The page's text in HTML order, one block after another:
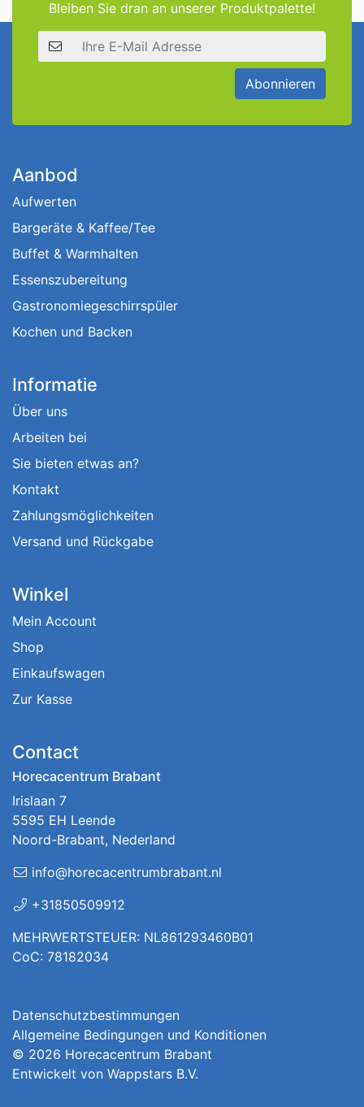
Bleiben Sie dran an unserer Produktpalette!
E-Mail Adresse
Abonnieren
Aanbod
Aufwerten
Bargeräte & Kaffee/Tee
Buffet & Warmhalten
Essenszubereitung
Gastronomiegeschirrspüler
Kochen und Backen
Informatie
Über uns
Arbeiten bei
Sie bieten etwas an?
Kontakt
Zahlungsmöglichkeiten
Versand und Rückgabe
Winkel
Mein Account
Shop
Einkaufswagen
Zur Kasse
Contact
Horecacentrum Brabant
Irislaan 7
5595 EH Leende
Noord-Brabant, Nederland
info@horecacentrumbrabant.nl
+31850509912
MEHRWERTSTEUER: NL861293460B01
CoC: 78182034
Datenschutzbestimmungen
Allgemeine Bedingungen und Konditionen
© 2026 Horecacentrum Brabant
Entwickelt von Wappstars B.V.